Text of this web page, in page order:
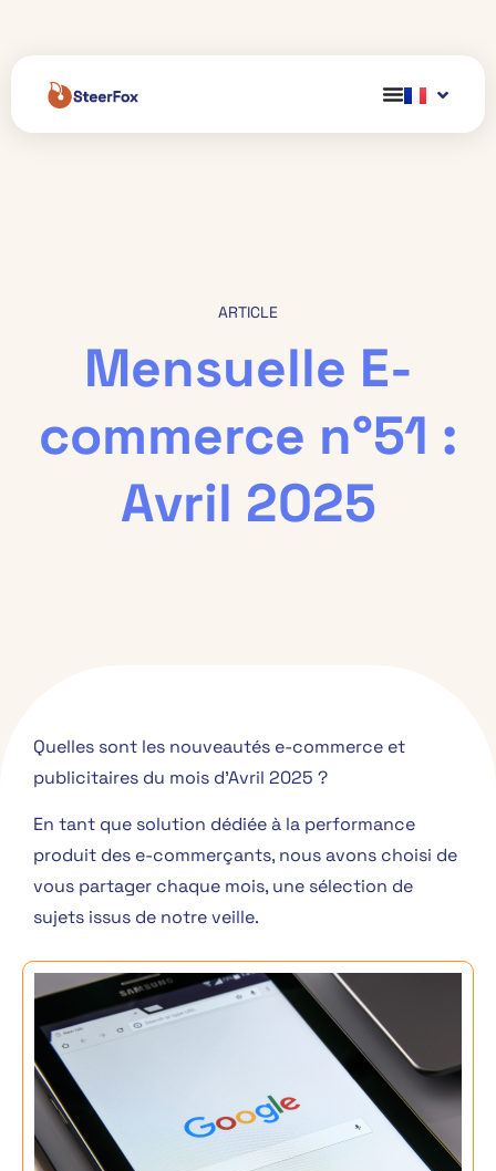
ARTICLE
Mensuelle E-
commerce n°51 :
Avril 2025
Quelles sont les nouveautés e-commerce et
publicitaires du mois d’Avril 2025 ?
En tant que solution dédiée à la performance
produit des e-commerçants, nous avons choisi de
vous partager chaque mois, une sélection de
sujets issus de notre veille.